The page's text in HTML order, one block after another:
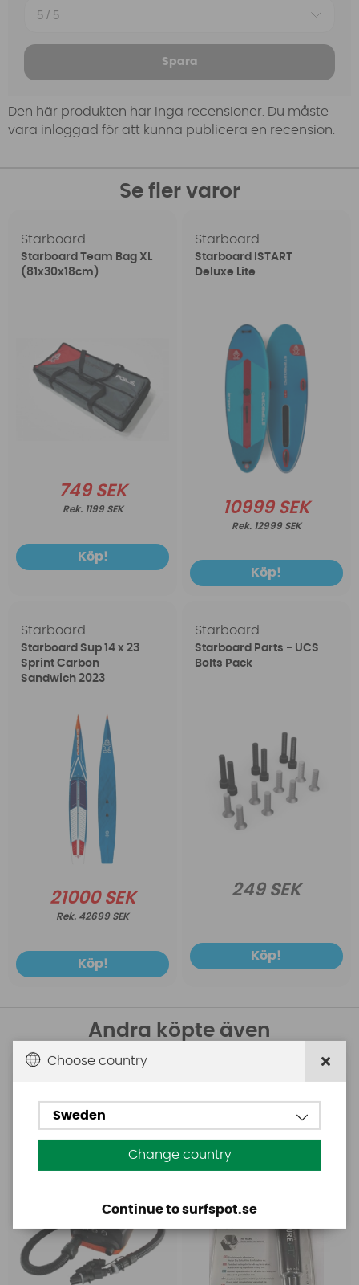
Spara
Den här produkten har inga recensioner. Du måste
vara inloggad för att kunna publicera en recension.
Se fler varor
Starboard
Starboard Team Bag XL
(81x30x18cm)
749 SEK
1199 SEK
Köp!
Starboard
Starboard ISTART
Deluxe Lite
10999 SEK
12999 SEK
Köp!
Starboard
Starboard Sup 14 x 23
Sprint Carbon
Sandwich 2023
21000 SEK
42699 SEK
Köp!
Starboard
Starboard Parts - UCS
Bolts Pack
249 SEK
Köp!
Andra köpte även
SUP Pump
Choose country
Sweden
Change country
Continue to surfspot.se